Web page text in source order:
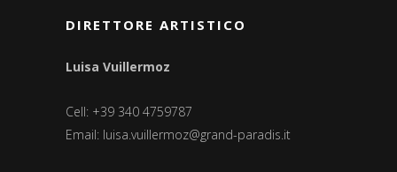
DIRETTORE ARTISTICO
Luisa Vuillermoz
Cell: +39 340 4759787
Email: luisa.vuillermoz@grand-paradis.it